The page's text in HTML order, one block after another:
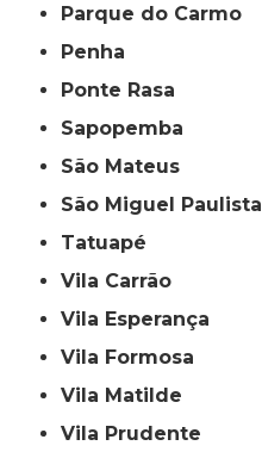
Parque do Carmo
Penha
Ponte Rasa
Sapopemba
São Mateus
São Miguel Paulista
Tatuapé
Vila Carrão
Vila Esperança
Vila Formosa
Vila Matilde
Vila Prudente